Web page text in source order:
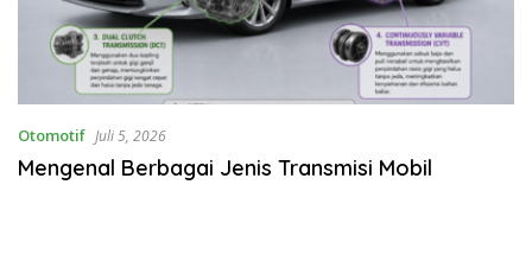
Otomotif Juli 5, 2026
Mengenal Berbagai Jenis Transmisi Mobil